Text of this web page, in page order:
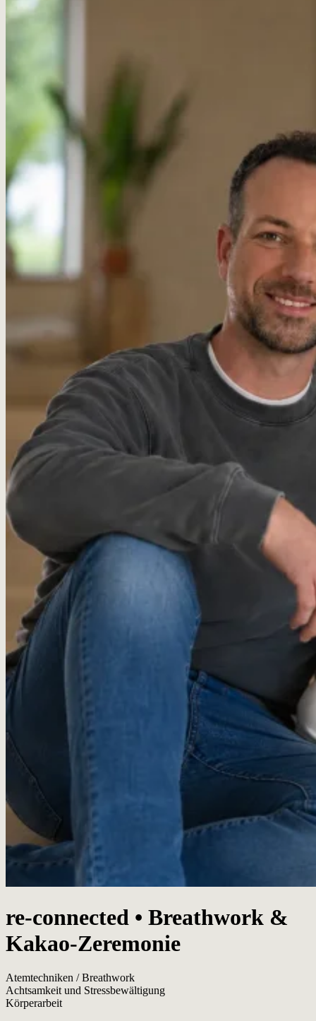
re-connected • Breathwork &
Kakao-Zeremonie
Atemtechniken / Breathwork
Achtsamkeit und Stressbewältigung
Körperarbeit